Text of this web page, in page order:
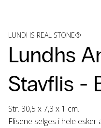
LUNDHS REAL STONE®
Lundhs
Stavflis -
Str. 30,5 x 7,3 x 1 cm.
Flisene selges i hele esker